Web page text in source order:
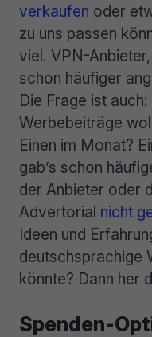
verkaufen oder
zu uns passen
viel. VPN-
schon häufiger
Die Frage ist
Werbebeiträge
Einen im Monat?
gab’s schon
der Anbieter oder
Advertorial nicht
Ideen und
deutschsprachige
könnte? Dann her
Spenden-